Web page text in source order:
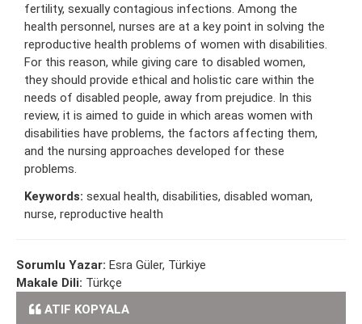
fertility, sexually contagious infections. Among the
health personnel, nurses are at a key point in solving the
reproductive health problems of women with disabilities.
For this reason, while giving care to disabled women,
they should provide ethical and holistic care within the
needs of disabled people, away from prejudice. In this
review, it is aimed to guide in which areas women with
disabilities have problems, the factors affecting them,
and the nursing approaches developed for these
problems.
Keywords: sexual health, disabilities, disabled woman,
nurse, reproductive health
Sorumlu Yazar: Esra Güler, Türkiye
Makale Dili: Türkçe
ATIF KOPYALA